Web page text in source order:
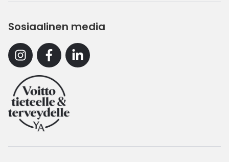
Sosiaalinen media
InstagramFacebookLinkedin